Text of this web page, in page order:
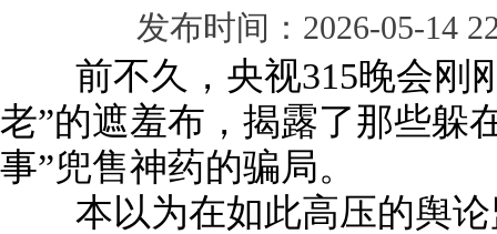
发布时间：2026-05-14
前不久，央视315晚会刚
老”的遮羞布，揭露了那些躲
事”兜售神药的骗局。
本以为在如此高压的舆论